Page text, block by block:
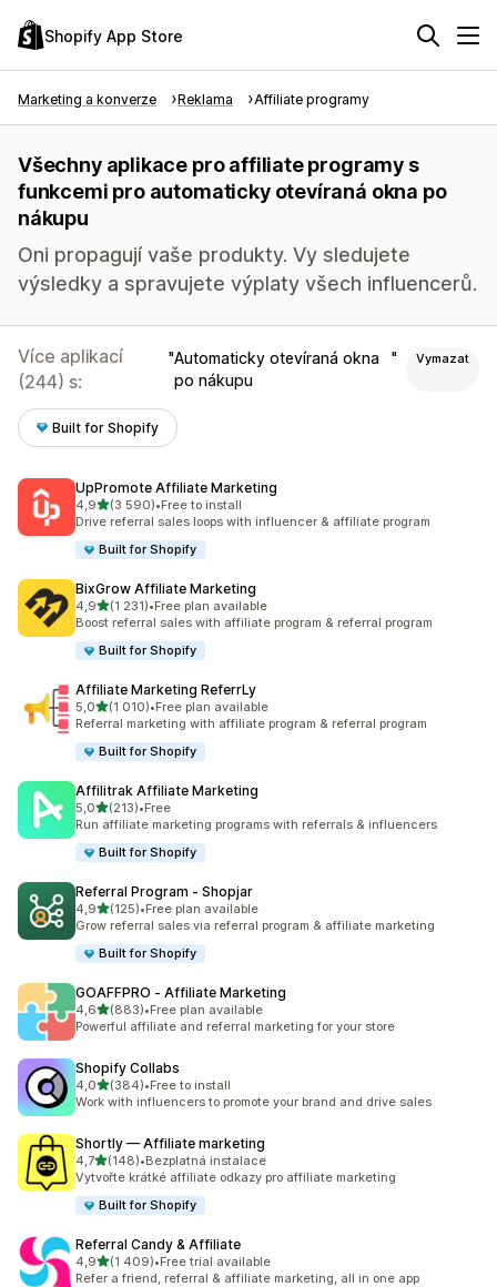
Shopify App Store
Marketing a konverze Reklama Affiliate programy
Všechny aplikace pro affiliate programy s
funkcemi pro automaticky otevíraná okna po
nákupu
Oni propagují vaše produkty. Vy sledujete
výsledky a spravujete výplaty všech influencerů.
Více aplikací
(244) s:
Automaticky otevíraná okna
po nákupu
Vymazat
Built for Shopify
UpPromote Affiliate Marketing
4,9z 5 hvězd
(3 590)
Celkový počet recenzí: 3590
•Free to install
Drive referral sales loops with influencer & affiliate program
Built for Shopify
BixGrow Affiliate Marketing
4,9z 5 hvězd
(1 231)
Celkový počet recenzí: 1231
•Free plan available
Boost referral sales with affiliate program & referral program
Built for Shopify
Affiliate Marketing ReferrLy
5,0z 5 hvězd
(1 010)
Celkový počet recenzí: 1010
•Free plan available
Referral marketing with affiliate program & referral program
Built for Shopify
Affilitrak Affiliate Marketing
5,0z 5 hvězd
(213)
Celkový počet recenzí: 213
•Free
Run affiliate marketing programs with referrals & influencers
Built for Shopify
Referral Program ‑ Shopjar
4,9z 5 hvězd
(125)
Celkový počet recenzí: 125
•Free plan available
Grow referral sales via referral program & affiliate marketing
Built for Shopify
GOAFFPRO ‑ Affiliate Marketing
4,6z 5 hvězd
(883)
Celkový počet recenzí: 883
•Free plan available
Powerful affiliate and referral marketing for your store
Shopify Collabs
4,0z 5 hvězd
(384)
Celkový počet recenzí: 384
•Free to install
Work with influencers to promote your brand and drive sales
Shortly — Affiliate marketing
4,7z 5 hvězd
(148)
Celkový počet recenzí: 148
•Bezplatná instalace
Vytvořte krátké affiliate odkazy pro affiliate marketing
Built for Shopify
Referral Candy & Affiliate
4,9z 5 hvězd
(1 409)
Celkový počet recenzí: 1409
•Free trial available
Refer a friend, referral & affiliate marketing, all in one app